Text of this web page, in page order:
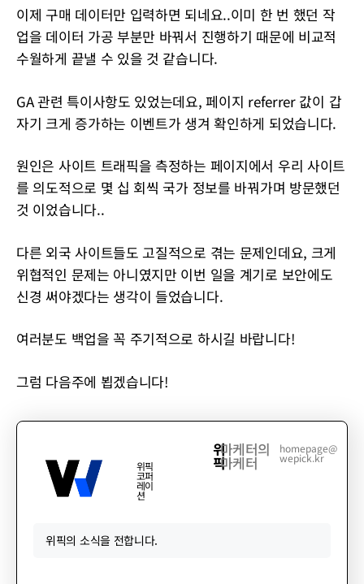
이제 구매 데이터만 입력하면 되네요..이미 한 번 했던 작
업을 데이터 가공 부분만 바꿔서 진행하기 때문에 비교적
수월하게 끝낼 수 있을 것 같습니다.
GA 관련 특이사항도 있었는데요, 페이지 referrer 값이 갑
자기 크게 증가하는 이벤트가 생겨 확인하게 되었습니다.
원인은 사이트 트래픽을 측정하는 페이지에서 우리 사이트
를 의도적으로 몇 십 회씩 국가 정보를 바꿔가며 방문했던
것 이었습니다..
다른 외국 사이트들도 고질적으로 겪는 문제인데요, 크게
위협적인 문제는 아니였지만 이번 일을 계기로 보안에도
신경 써야겠다는 생각이 들었습니다.
여러분도 백업을 꼭 주기적으로 하시길 바랍니다!
그럼 다음주에 뵙겠습니다!
위픽
코퍼
레이
션
위
픽
마케터의
마케터
homepage@
wepick.kr
위픽의 소식을 전합니다.